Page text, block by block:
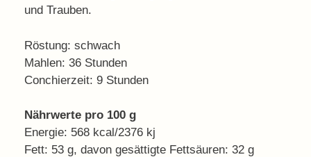
und Trauben.
Röstung: schwach
Mahlen: 36 Stunden
Conchierzeit: 9 Stunden
Nährwerte pro 100 g
Energie: 568 kcal/2376 kj
Fett: 53 g, davon gesättigte Fettsäuren: 32 g